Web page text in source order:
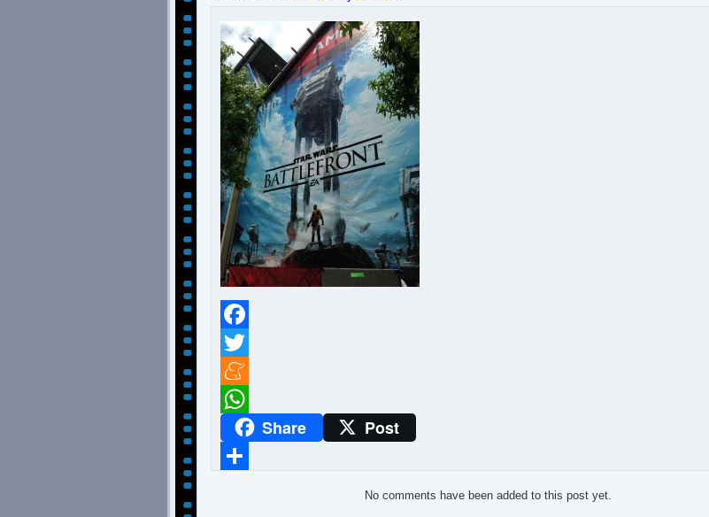
Facebook
Twitter
Meneame
WhatsAppShare Post
No comments have been added to this post yet.